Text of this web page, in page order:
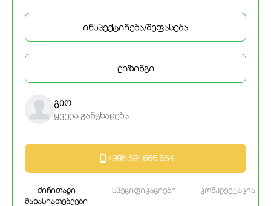
ძირითადი
მახასიათებლები
სპეციფიკაციები კომპლექტაცია
ინსპექტირება/შეფასება
ლიზინგი
გიო
ყველა განცხადება
+995 591 666 654